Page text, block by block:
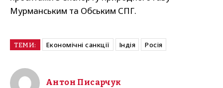
Мурманським та Обським СПГ.
ТЕМИ: Економічні санкції Індія Росія
Антон Писарчук